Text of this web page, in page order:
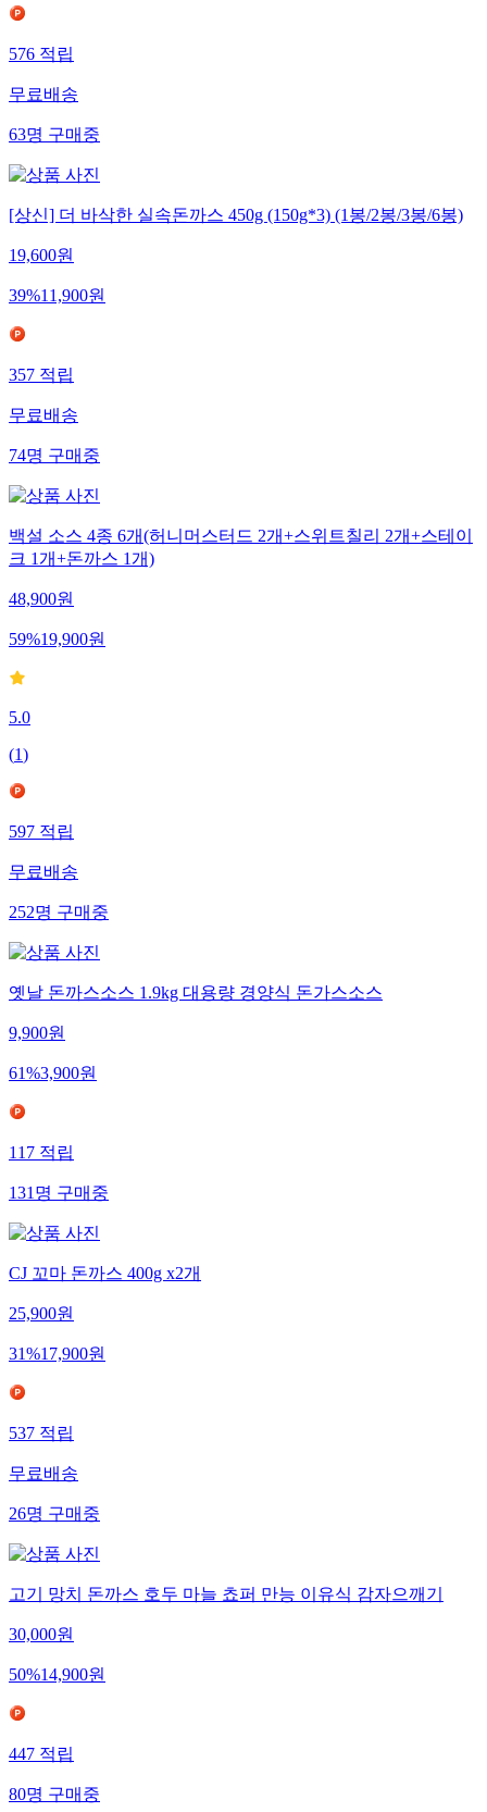
576적립
무료배송
63명구매중
[상신] 더 바삭한 실속돈까스 450g (150g*3) (1봉/2봉/3봉/6봉)
19,600원
39%11,900원
357적립
무료배송
74명구매중
백설 소스 4종 6개(허니머스터드 2개+스위트칠리 2개+스테이
크 1개+돈까스 1개)
48,900원
59%19,900원
5.0
(1)
597적립
무료배송
252명구매중
옛날 돈까스소스 1.9kg 대용량 경양식 돈가스소스
9,900원
61%3,900원
117적립
131명구매중
CJ 꼬마 돈까스 400g x2개
25,900원
31%17,900원
537적립
무료배송
26명구매중
고기 망치 돈까스 호두 마늘 쵸퍼 만능 이유식 감자으깨기
30,000원
50%14,900원
447적립
80명구매중